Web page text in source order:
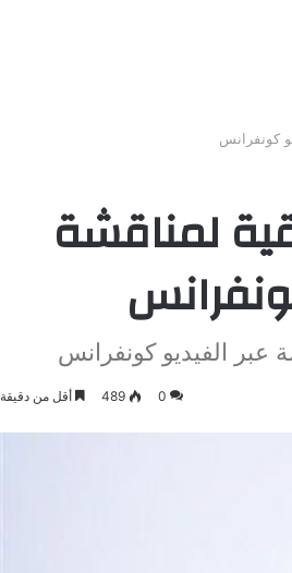
كونفرانس
لمناقشة
الفيديو كونفرانس
0
489 أقل من دقيقة